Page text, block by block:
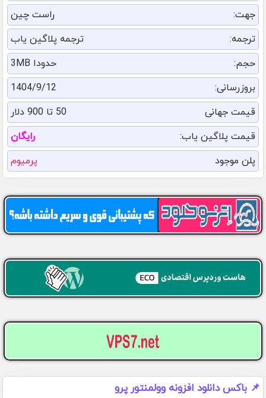
جهت:
راست چین
ترجمه:
ترجمه پلاگین یاب
حجم:
حدودا 3MB
بروزرسانی:
1404/9/12
قیمت جهانی
50 تا 900 دلار
قیمت پلاگین یاب:
رایگان
پلن موجود
پرمیوم
📌 باکس دانلود افزونه وولمنتور پرو